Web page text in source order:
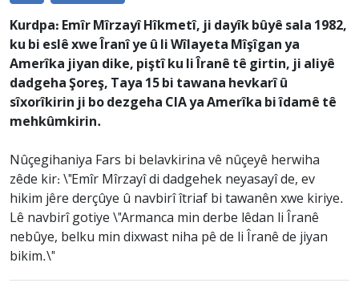
Kurdpa: Emîr Mîrzayî Hîkmetî, ji dayîk bûyê sala 1982,
ku bi eslê xwe Îranî ye û li Wîlayeta Mîşîgan ya
Amerîka jiyan dike, piştî ku li Îranê tê girtin, ji aliyê
dadgeha Şoreş, Taya 15 bi tawana hevkarî û
sîxorîkirin ji bo dezgeha CIA ya Amerîka bi îdamê tê
mehkûmkirin.
Nûçegihaniya Fars bi belavkirina vê nûçeyê herwiha
zêde kir: \"Emîr Mîrzayî di dadgehek neyasayî de, ev
hikim jêre derçûye û navbirî îtriaf bi tawanên xwe kiriye.
Lê navbirî gotiye \"Armanca min derbe lêdan li Îranê
nebûye, belku min dixwast niha pê de li Îranê de jiyan
bikim.\"